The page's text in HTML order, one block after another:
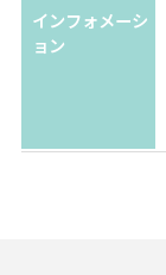
インフォメーシ
ョン